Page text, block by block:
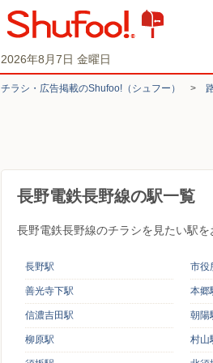
2026年8月7日 金曜日
チラシ・​広告掲載の​Shufoo!​（シュフー） >
長野電鉄長野線の駅一覧
長野電鉄長野線のチラシを見たい駅を
長野駅 市役
善光寺下駅 本郷
信濃吉田駅 朝陽
柳原駅 村山